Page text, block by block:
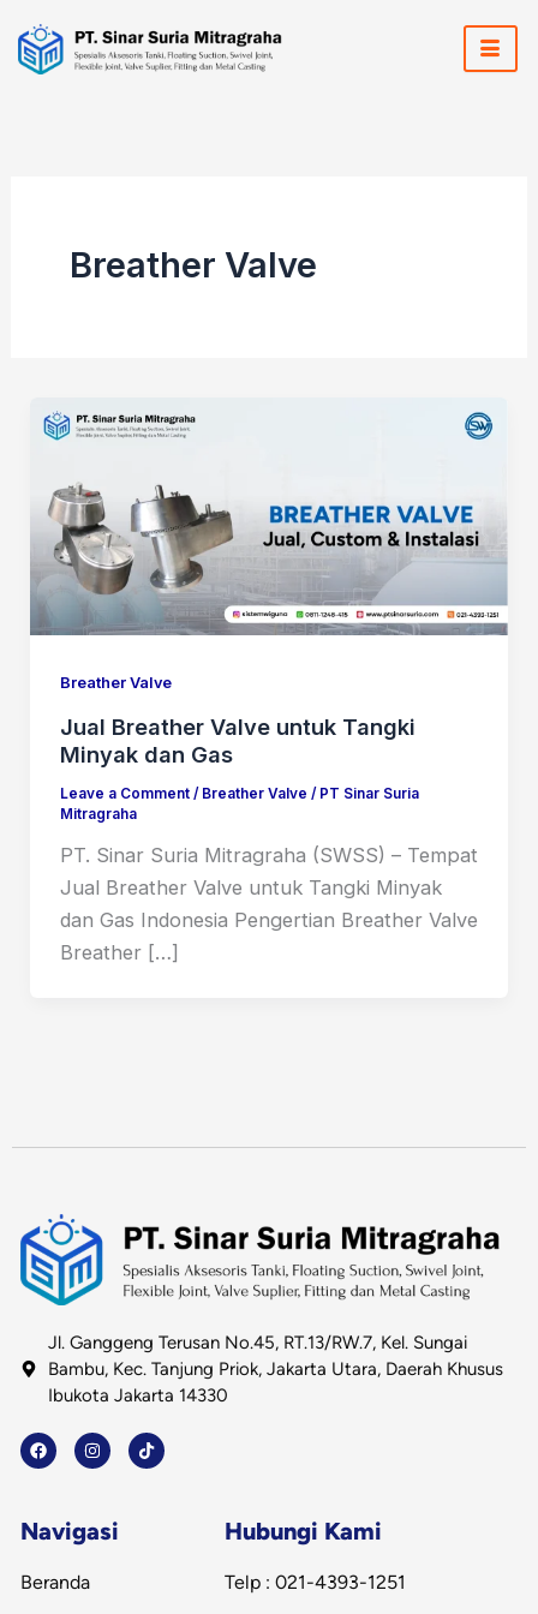
content
Breather Valve
Breather Valve
Jual Breather Valve untuk Tangki
Minyak dan Gas
Leave a Comment / Breather Valve / PT Sinar Suria
Mitragraha
PT. Sinar Suria Mitragraha (SWSS) – Tempat
Jual Breather Valve untuk Tangki Minyak
dan Gas Indonesia Pengertian Breather Valve
Breather […]
Jl. Ganggeng Terusan No.45, RT.13/RW.7, Kel. Sungai
Bambu, Kec. Tanjung Priok, Jakarta Utara, Daerah Khusus
Ibukota Jakarta 14330
F
a
c
o
o
I
n
s
g
r
T
i
k
Navigasi
Beranda
Hubungi Kami
Telp : 021-4393-1251